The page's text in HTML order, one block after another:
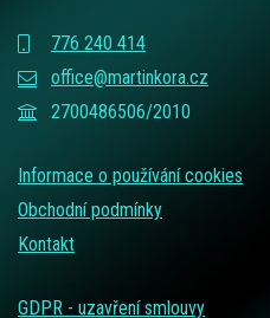
776 240 414
office@martinkora.cz
2700486506/2010
Informace o používání cookies
Obchodní podmínky
Kontakt
GDPR - uzavření smlouvy